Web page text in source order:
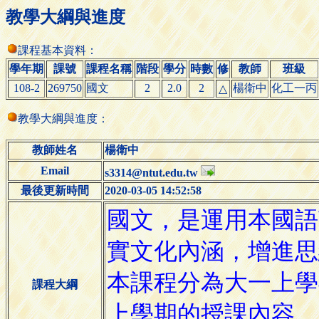
教學大綱與進度
課程基本資料：
學年期
課號 課程名稱 階段 學分 時數 修 教師
班級
108-2
269750 國文 2 2.0 2 △ 楊衛中 化工一丙
教學大綱與進度：
教師姓名
楊衛中
Email
s3314@ntut.edu.tw
最後更新時間
2020-03-05 14:52:58
課程大綱